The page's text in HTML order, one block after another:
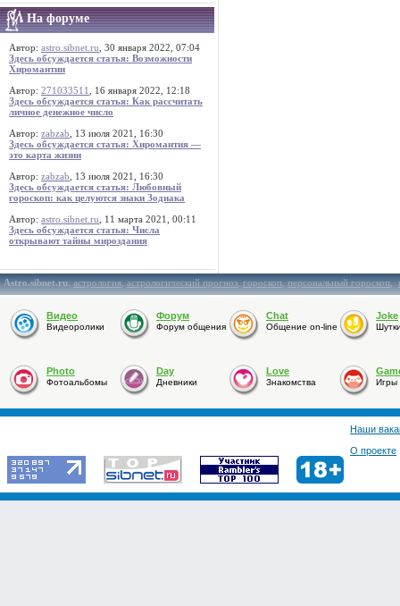
На форуме
Автор: astro.sibnet.ru , 30 января 2022, 07:04
Здесь обсуждается статья: Возможности
Хиромантии
Автор: 271033511
, 16 января 2022, 12:18
Здесь обсуждается статья: Как рассчитать
личное денежное число
Автор: zabzab , 13 июля 2021, 16:30
Здесь обсуждается статья: Хиромантия —
это карта жизни
Автор: zabzab , 13 июля 2021, 16:30
Здесь обсуждается статья: Любовный
гороскоп: как целуются знаки Зодиака
Автор: astro.sibnet.ru , 11 марта 2021, 00:11
Здесь обсуждается статья: Числа
открывают тайны мироздания
Astro.sibnet.ru:астрология,астрологический прогноз,гороскоп,персональный гороскоп,
Видео
Видеоролики
Форум
Форум общения
Chat
Общение on-line
Joke
Photo
Фотоальбомы
Day
Дневники
Love
Знакомства Игры
Наши
О проекте